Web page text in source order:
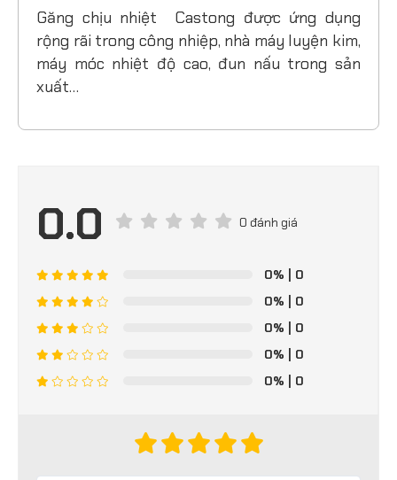
Găng chịu nhiệt Castong được ứng dụng
rộng rãi trong công nhiệp, nhà máy luyện kim,
máy móc nhiệt độ cao, đun nấu trong sản
xuất…
0.0 0 đánh giá
0% | 0
0% | 0
0% | 0
0% | 0
0% | 0